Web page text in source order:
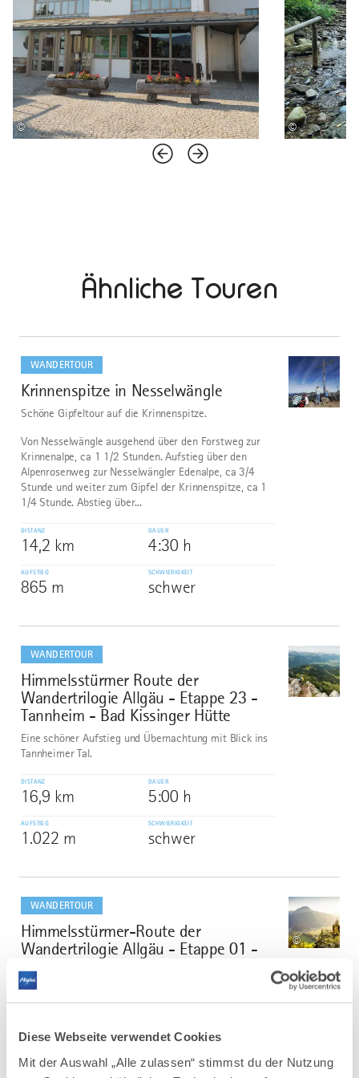
Diese Webseite verwendet Cookies
Mit der Auswahl „Alle zulassen“ stimmst du der Nutzung
© ©
Ähnliche Touren
WANDERTOUR
1
Krinnenspitze in Nesselwängle
©
Schöne Gipfeltour auf die Krinnenspitze.
Von Nesselwängle ausgehend über den Forstweg zur
Krinnenalpe, ca 1 1/2 Stunden. Aufstieg über den
Alpenrosenweg zur Nesselwängler Edenalpe, ca 3/4
Stunde und weiter zum Gipfel der Krinnenspitze, ca 1
1/4 Stunde. Abstieg über...
DISTANZ
14,2 km
DAUER
4:30 h
AUFSTIEG
865 m
SCHWIERIGKEIT
schwer
dazu
WANDERTOUR
2
Himmelsstürmer Route der
Wandertrilogie Allgäu - Etappe 23 -
Tannheim - Bad Kissinger Hütte
©
Eine schöner Aufstieg und Übernachtung mit Blick ins
Tannheimer Tal.
DISTANZ
16,9 km
DAUER
5:00 h
AUFSTIEG
1.022 m
SCHWIERIGKEIT
schwer
dazu
WANDERTOUR
3
Himmelsstürmer-Route der
Wandertrilogie Allgäu - Etappe 01 -
Etappe 24
©
Die Himmelsstürmer Route besteht aus 24 Etappen
(ohne Zuwegungen gerechnet) und ist insgesamt 358
387,1 km 139:45 h
dazu